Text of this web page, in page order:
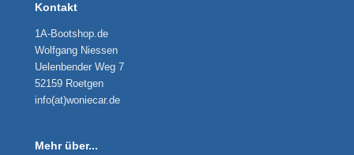
Kontakt
1A-Bootshop.de
Wolfgang Niessen
Uelenbender Weg 7
52159 Roetgen
info(at)woniecar.de
Mehr über...